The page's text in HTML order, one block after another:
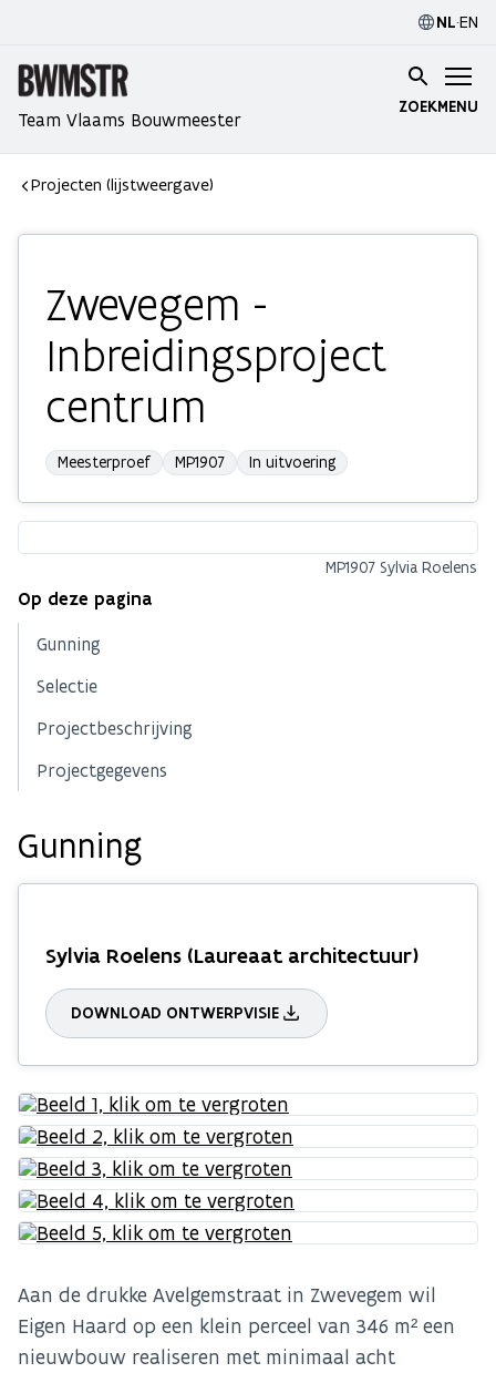
NL·EN
Team Vlaams Bouwmeester
ZOEKMENU
Projecten (lijstweergave)
Zwevegem -
Inbreidingsproject
centrum
Meesterproef MP1907 In uitvoering
MP1907 Sylvia Roelens
Op deze pagina
Gunning
Selectie
Projectbeschrijving
Projectgegevens
Gunning
Sylvia Roelens (Laureaat architectuur)
DOWNLOAD ONTWERPVISIE
Aan de drukke Avelgemstraat in Zwevegem wil
Eigen Haard op een klein perceel van 346 m² een
nieuwbouw realiseren met minimaal acht